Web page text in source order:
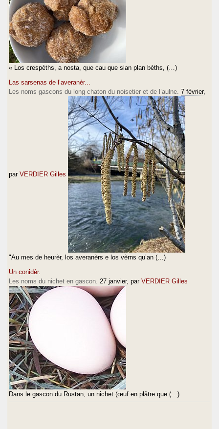
« Los crespèths, a nosta, que cau que sian plan bèths, (…)
Las sarsenas de l’averanèr...
Les noms gascons du long chaton du noisetier et de l’aulne. 7 février,
par VERDIER Gilles
"Au mes de heurèr, los averanèrs e los vèrns qu’an (…)
Un conidèr.
Les noms du nichet en gascon. 27 janvier, par VERDIER Gilles
Dans le gascon du Rustan, un nichet (œuf en plâtre que (…)